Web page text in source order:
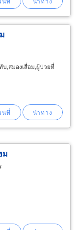
,สมองเสื่อม,ผู้ป่วยที่
ม